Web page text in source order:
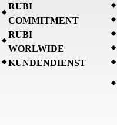
RUBI
COMMITMENT
RUBI
WORLWIDE
KUNDENDIENST